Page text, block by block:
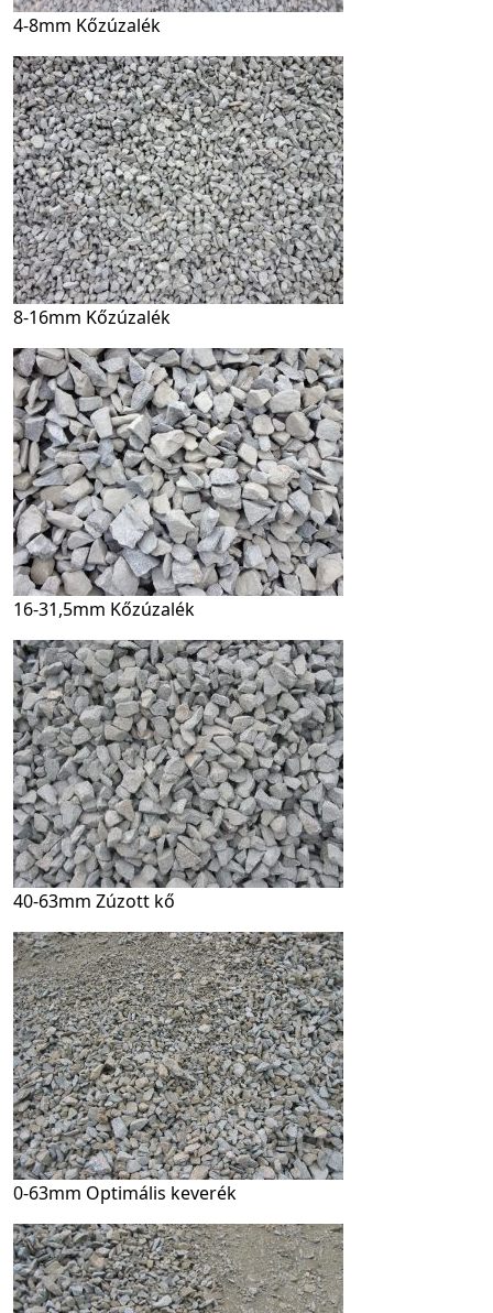
4-8mm Kőzúzalék
8-16mm Kőzúzalék
16-31,5mm Kőzúzalék
40-63mm Zúzott kő
0-63mm Optimális keverék